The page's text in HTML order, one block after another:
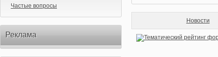
Частые вопросы
Реклама
Новости